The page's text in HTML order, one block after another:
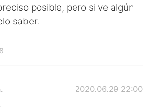
posible, pero si ve algún
saber.
2020.06.29 22:00